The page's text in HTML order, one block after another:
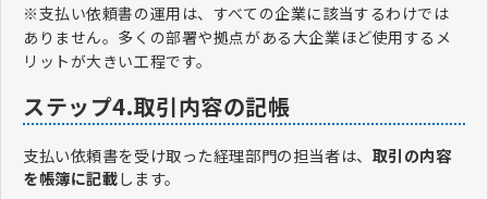
※支払い依頼書の運用は、すべての企業に該当するわけでは
ありません。多くの部署や拠点がある大企業ほど使用するメ
リットが大きい工程です。
ステップ4.取引内容の記帳
支払い依頼書を受け取った経理部門の担当者は、 取引の内容
を帳簿に記載します。